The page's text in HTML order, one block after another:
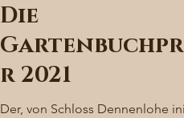
Die
r 2021
Der, von Schloss Dennenlohe